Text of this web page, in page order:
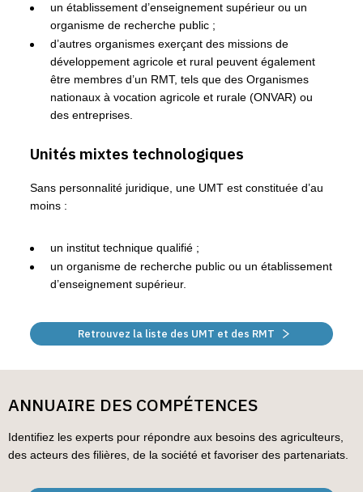
un établissement d’enseignement supérieur ou un
organisme de recherche public ;
d’autres organismes exerçant des missions de
développement agricole et rural peuvent également
être membres d’un RMT, tels que des Organismes
nationaux à vocation agricole et rurale (ONVAR) ou
des entreprises.
Unités mixtes technologiques
Sans personnalité juridique, une UMT est constituée d’au
moins :
un institut technique qualifié ;
un organisme de recherche public ou un établissement
d’enseignement supérieur.
Retrouvez la liste des UMT et des RMT
ANNUAIRE DES COMPÉTENCES
Identifiez les experts pour répondre aux besoins des agriculteurs,
des acteurs des filières, de la société et favoriser des partenariats.